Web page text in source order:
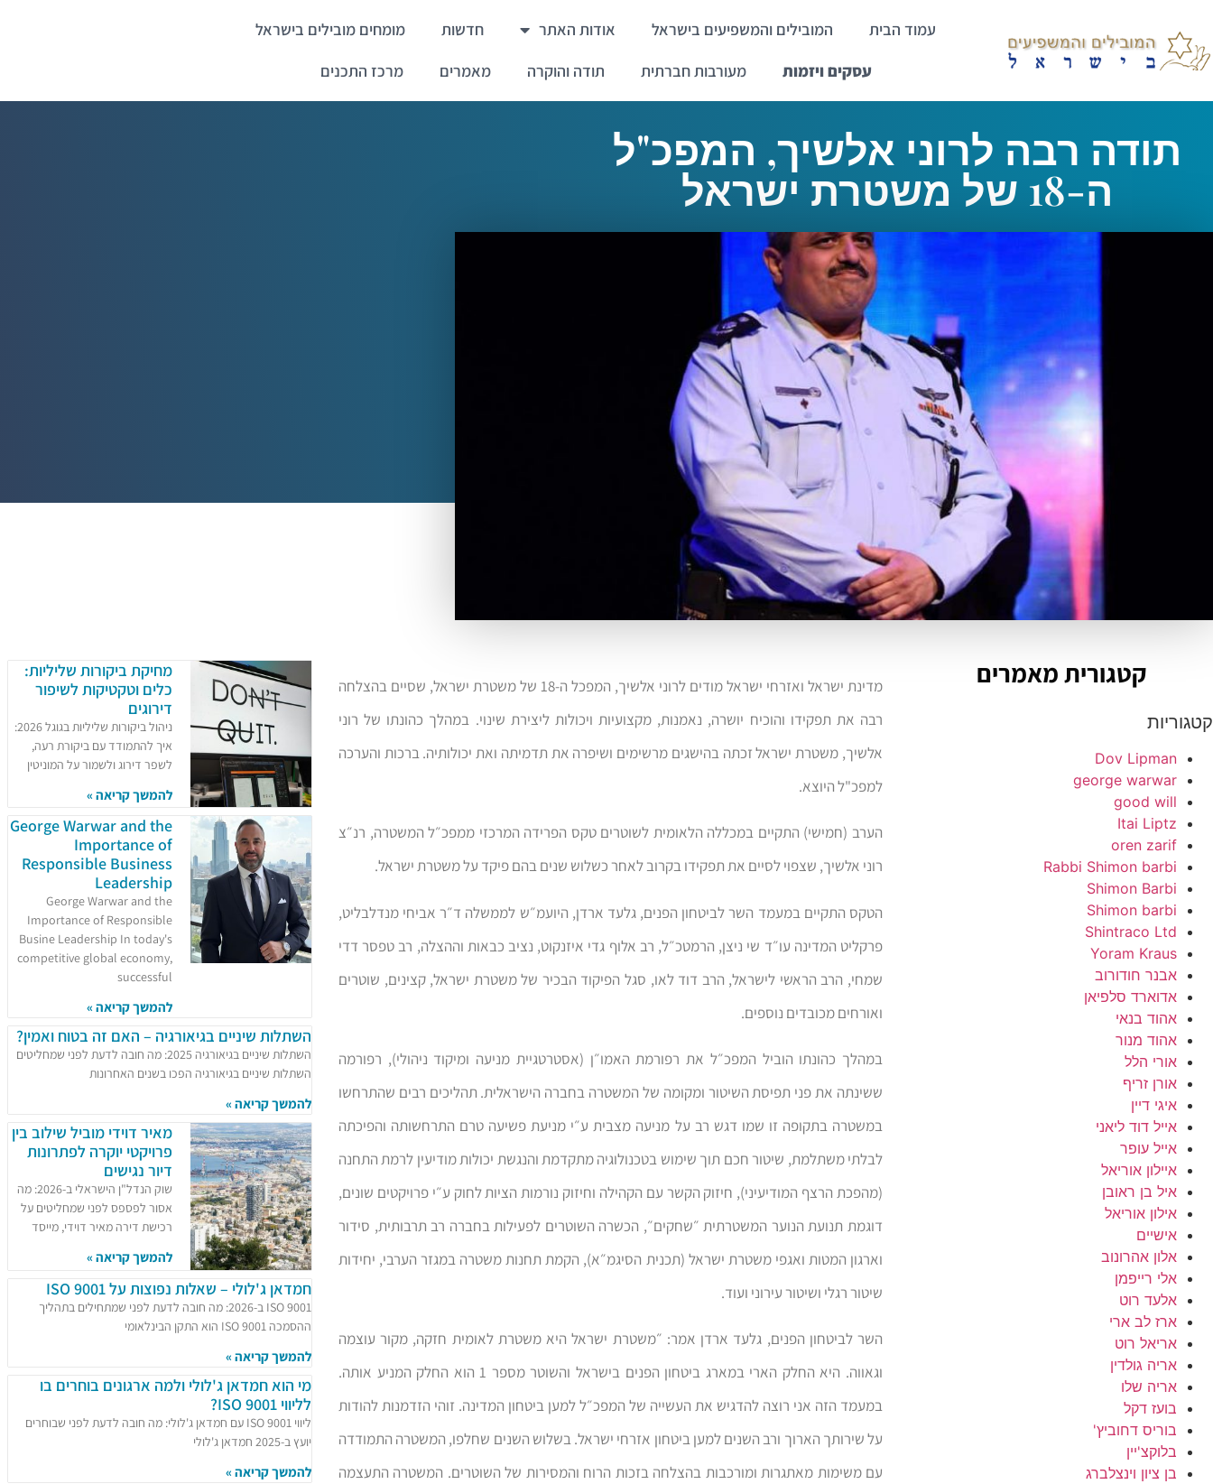
עמוד הבית המובילים והמשפיעים בישראל אודות האתר חדשות
מומחים מובילים בישראל
עסקים ויזמות
מעורבות חברתית תודה והוקרה מאמרים מרכז התכנים
תודה רבה לרוני אלשיך, המפכ"ל
ה-18 של משטרת ישראל
ראשי>תודה רבה לרוני אלשיך, המפכ”ל ה-18 של משטרת ישראל
קטגורית מאמרים
קטגוריות
Dov Lipman
george warwar
good will
Itai Liptz
oren zarif
Rabbi Shimon barbi
Shimon Barbi
Shimon barbi
Shintraco Ltd
Yoram Kraus
אבנר חודורוב
אדוארד סלפיאן
אהוד בנאי
אהוד מנור
אורי הלל
אורן זריף
איגי דיין
אייל דוד ליאני
אייל עופר
איילון אוריאל
איל בן ראובן
אילון אוריאל
אישיים
אלון אהרונוב
אלי רייפמן
אלעד רוט
ארז לב ארי
אריאל רוט
אריה גולדין
אריה שלו
בועז דקל
בוריס דחוביץ'
בלוקצ'יין
בן ציון וינצלברג
מדינת ישראל ואזרחי ישראל מודים לרוני אלשיך, המפכל ה-18 של משטרת ישראל, שסיים בהצלחה
רבה את תפקידו והוכיח יושרה, נאמנות, מקצועיות ויכולות ליצירת שינוי. במהלך כהונתו של רוני
אלשיך, משטרת ישראל זכתה בהישגים מרשימים ושיפרה את תדמיתה ואת יכולותיה. ברכות והערכה
למפכ"ל היוצא.
הערב (חמישי) התקיים במכללה הלאומית לשוטרים טקס הפרידה המרכזי ממפכ״ל המשטרה, רנ״צ
רוני אלשיך, שצפוי לסיים את תפקידו בקרוב לאחר כשלוש שנים בהם פיקד על משטרת ישראל.
הטקס התקיים במעמד השר לביטחון הפנים, גלעד ארדן, היועמ״ש לממשלה ד״ר אביחי מנדלבליט,
פרקליט המדינה עו״ד שי ניצן, הרמטכ״ל, רב אלוף גדי איזנקוט, נציב כבאות וההצלה, רב טפסר דדי
שמחי, הרב הראשי לישראל, הרב דוד לאו, סגל הפיקוד הבכיר של משטרת ישראל, קצינים, שוטרים
ואורחים מכובדים נוספים.
במהלך כהונתו הוביל המפכ״ל את רפורמת האמו״ן (אסטרטגיית מניעה ומיקוד ניהולי), רפורמה
ששינתה את פני תפיסת השיטור ומקומה של המשטרה בחברה הישראלית. תהליכים רבים שהתרחשו
במשטרה בתקופה זו שמו דגש רב על מניעה מצבית ע״י מניעת פשיעה טרם התרחשותה והפיכתה
לבלתי משתלמת, שיטור חכם תוך שימוש בטכנולוגיה מתקדמת והנגשת יכולות מודיעין לרמת התחנה
(מהפכת הרצף המודיעיני), חיזוק הקשר עם הקהילה וחיזוק נורמות הציות לחוק ע״י פרויקטים שונים,
דוגמת תנועת הנוער המשטרתית ״שחקים״, הכשרה השוטרים לפעילות בחברה רב תרבותית, סידור
וארגון המטות ואגפי משטרת ישראל (תכנית הסיגמ״א), הקמת תחנות משטרה במגזר הערבי, יחידות
שיטור רגלי ושיטור עירוני ועוד.
השר לביטחון הפנים, גלעד ארדן אמר: ״משטרת ישראל היא משטרת לאומית חזקה, מקור עוצמה
וגאווה. היא החלק הארי במארג ביטחון הפנים בישראל והשוטר מספר 1 הוא החלק המניע אותה.
במעמד הזה אני רוצה להדגיש את העשייה של המפכ״ל למען ביטחון המדינה. זוהי הזדמנות להודות
על שירותך הארוך ורב השנים למען ביטחון אזרחי ישראל. בשלוש השנים שחלפו, המשטרה התמודדה
עם משימות מאתגרות ומורכבות בהצלחה בזכות הרוח והמסירות של השוטרים. המשטרה התעצמה
מחיקת ביקורות שליליות:
כלים וטקטיקות לשיפור
דירוגים
ניהול ביקורות שליליות בגוגל 2026:
איך להתמודד עם ביקורת רעה,
לשפר דירוג ולשמור על המוניטין
להמשך קריאה »
George Warwar and the
Importance of
Responsible Business
Leadership
George Warwar and the
Importance of Responsible
Busine Leadership In today's
competitive global economy,
successful
להמשך קריאה »
השתלות שיניים בגיאורגיה – האם זה בטוח ואמין?
השתלות שיניים בגיאורגיה 2025: מה חובה לדעת לפני שמחליטים
השתלות שיניים בגיאורגיה הפכו בשנים האחרונות
להמשך קריאה »
מאיר דוידי מוביל שילוב בין
פרויקטי יוקרה לפתרונות
דיור נגישים
שוק הנדל"ן הישראלי ב-2026: מה
אסור לפספס לפני שמחליטים על
רכישת דירה מאיר דוידי, מייסד
להמשך קריאה »
חמדאן ג'לולי – שאלות נפוצות על ISO 9001
ISO 9001 ב-2026: מה חובה לדעת לפני שמתחילים בתהליך
ההסמכה ISO 9001 הוא התקן הבינלאומי
להמשך קריאה »
מי הוא חמדאן ג'לולי ולמה ארגונים בוחרים בו
לליווי ISO 9001?
ליווי ISO 9001 עם חמדאן ג'לולי: מה חובה לדעת לפני שבוחרים
יועץ ב-2025 חמדאן ג'לולי
להמשך קריאה »